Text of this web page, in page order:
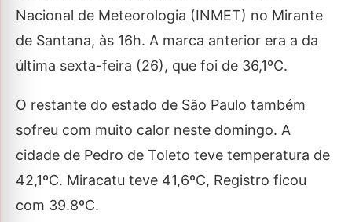
Nacional de Meteorologia (INMET) no Mirante
de Santana, às 16h. A marca anterior era a da
última sexta-feira (26), que foi de 36,1ºC.
O restante do estado de São Paulo também
sofreu com muito calor neste domingo. A
cidade de Pedro de Toleto teve temperatura de
42,1ºC. Miracatu teve 41,6ºC, Registro ficou
com 39.8ºC.